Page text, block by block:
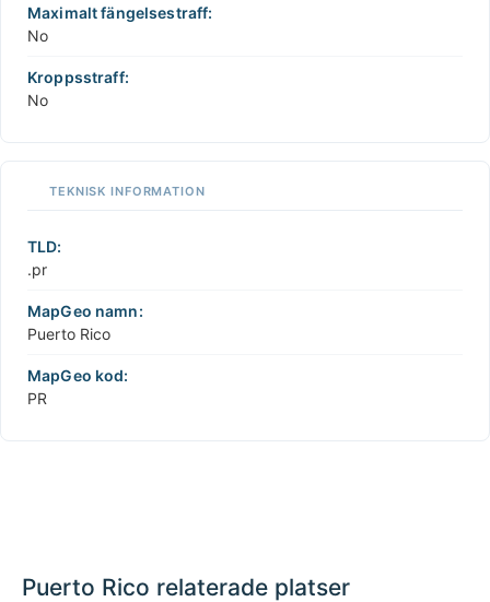
Maximalt fängelsestraff:
No
Kroppsstraff:
No
TEKNISK INFORMATION
TLD:
.pr
MapGeo namn:
Puerto Rico
MapGeo kod:
PR
Puerto Rico relaterade platser